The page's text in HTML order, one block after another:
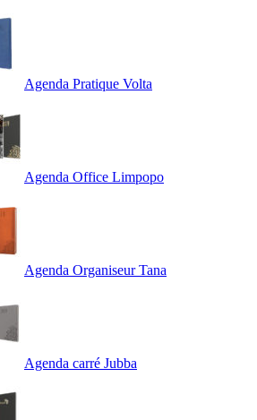
Agenda Pratique Volta
Agenda Office Limpopo
Agenda Organiseur Tana
Agenda carré Jubba